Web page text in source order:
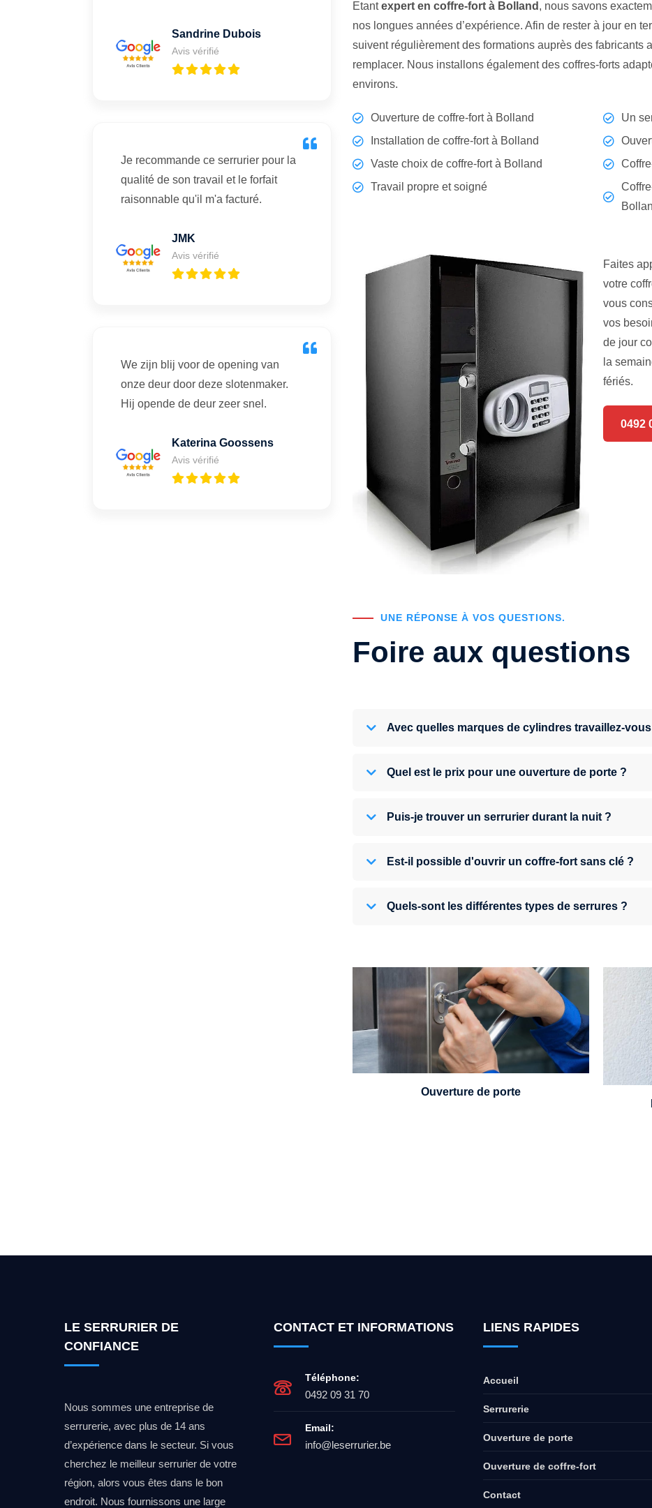
Sandrine Dubois
Avis vérifié
Je recommande ce serrurier pour la
qualité de son travail et le forfait
raisonnable qu'il m'a facturé.
JMK
Avis vérifié
We zijn blij voor de opening van
onze deur door deze slotenmaker.
Hij opende de deur zeer snel.
Katerina Goossens
Avis vérifié
Etantexpert en coffre-fort à Bolland , nous savons
nos longues années d’expérience. Afin de rester à jour en
suivent régulièrement des formations auprès des fabricants
remplacer. Nous installons également des coffres-forts
environs.
Ouverture de coffre-fort à Bolland
Installation de coffre-fort à Bolland
Vaste choix de coffre-fort à Bolland
Travail propre et soigné
Un
Faites
votre
vous
vos
de jour
la
fériés.
0492
UNE RÉPONSE À VOS QUESTIONS.
Foire aux questions
Avec quelles marques de cylindres travaillez-
Quel est le prix pour une ouverture de porte ?
Puis-je trouver un serrurier durant la nuit ?
Est-il possible d'ouvrir un coffre-fort sans clé ?
Quels-sont les différentes types de serrures ?
Vous avez perdu vos clés ou la porte s'est
refermée derrière vous ? Un serrurier est
disponible 24h/7.
Ouverture de porte
Un
LE SERRURIER DE
CONFIANCE
Nous sommes une entreprise de
serrurerie, avec plus de 14 ans
d’expérience dans le secteur. Si vous
cherchez le meilleur serrurier de votre
région, alors vous êtes dans le bon
endroit. Nous fournissons une large
CONTACT ET INFORMATIONS
Téléphone:
0492 09 31 70
Email:
info@leserrurier.be
LIENS RAPIDES
Accueil
Serrurerie
Ouverture de porte
Ouverture de coffre-fort
Contact